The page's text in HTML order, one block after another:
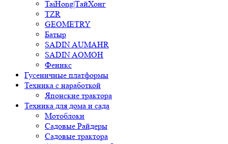
TaiHong|ТайХонг
TZR
GEOMETRY
Батыр
SADIN AUMAHR
SADIN AOMOH
Феникс
Гусеничные платформы
Техника с наработкой
Японские трактора
Техника для дома и сада
Мотоблоки
Садовые Райдеры
Садовые трактора